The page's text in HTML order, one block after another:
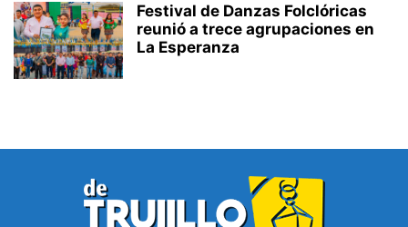
Festival de Danzas Folclóricas
reunió a trece agrupaciones en
La Esperanza